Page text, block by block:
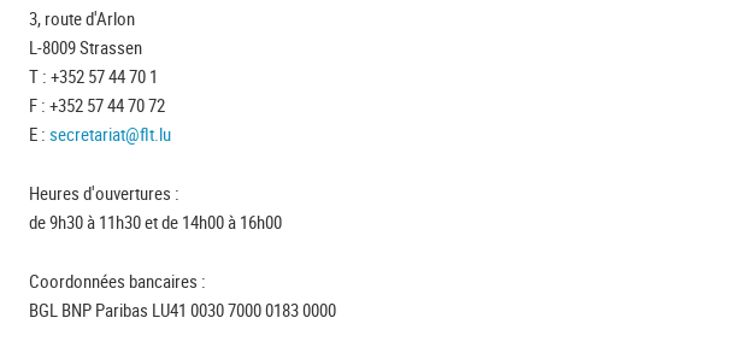
3, route d'Arlon
L-8009 Strassen
T : +352 57 44 70 1
F : +352 57 44 70 72
E : secretariat@flt.lu
Heures d'ouvertures :
de 9h30 à 11h30 et de 14h00 à 16h00
Coordonnées bancaires :
BGL BNP Paribas LU41 0030 7000 0183 0000